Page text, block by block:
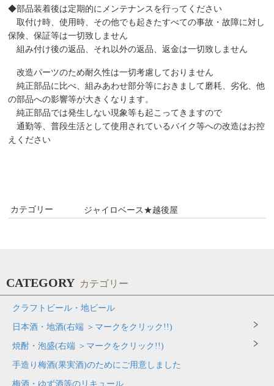
◆部品装着後は定期的にメンテナンスを行ってください
取付け時、使用時、その他でも起きたすべての事故・故障に対し
保険、保証等は一切致しません
組み付け後の返品、それ以外の返品、返金は一切致しません
改造パーツのため耐久性は一切考慮しておりません
純正部品に比べ、組みあわせ部分等におきまして磨耗、劣化、他
の部品への影響等が大きくなります。
純正部品では発生しない現象等も起こってきますので
通勤等、普段生活として使用されているバイク等への改造はお控
えください
カテゴリー ジャイロベース★越後屋
CATEGORY カテゴリー
クラフトビール・地ビール
日本酒・地酒(右端 ＞マークをクリック!!)
焼酎・泡盛(右端 ＞マークをクリック!!)
手造り梅酒(果実酒)のためにご用意しました
梅酒・ゆず酒等のリキュール